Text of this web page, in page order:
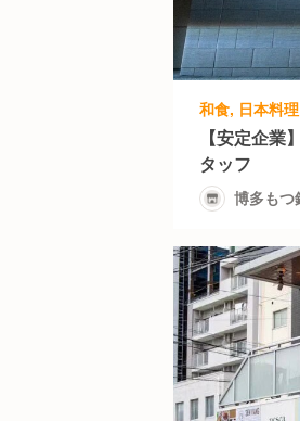
【安定企
タッフ
博多もつ